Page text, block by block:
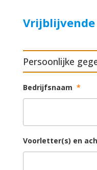
Persoonlijke
Bedrijfsnaam *
Voorletter(s) en